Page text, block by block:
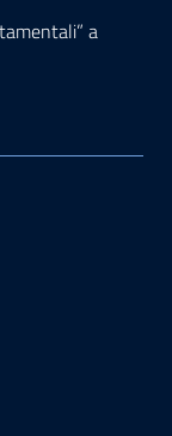
a